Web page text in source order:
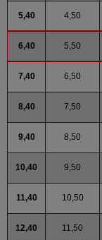
5,40 4,50
6,40 5,50
7,40 6,50
8,40 7,50
9,40 8,50
10,40 9,50
11,40 10,50
12,40 11,50